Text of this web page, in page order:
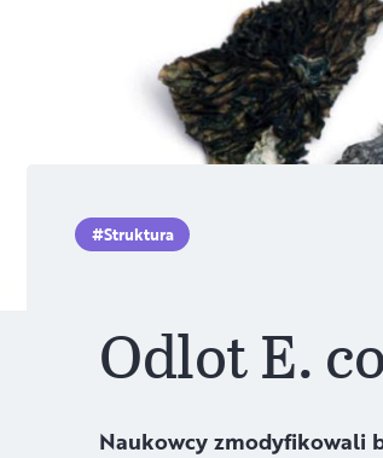
Struktura
Odlot E.
Naukowcy zmodyfikowali